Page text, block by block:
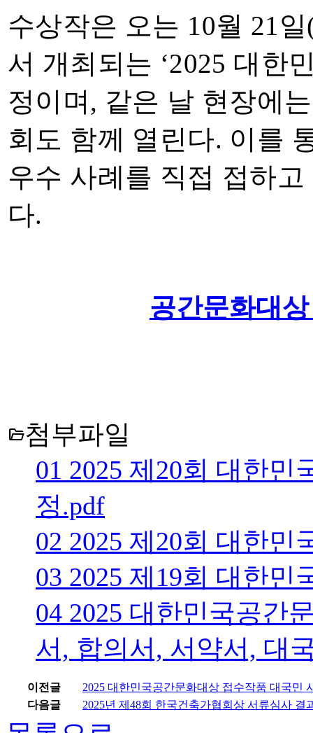
수상작은 오는 10월 21일
서 개최되는 ‘2025 대한
정이며, 같은 날 현장에
회도 함께 열린다. 이를
우수 사례를 직접 접하
다.
공간문화대
folder_open첨부파일
01 2025 제20회 대한
정.pdf
02 2025 제20회 대한
03 2025 제19회 대한
04 2025 대한민국공간
서, 합의서, 서약서, 대
이전글
2025 대한민국공간문화대상 접수작품 대국민
다음글
2025년 제48회 한국건축가협회상 서류심사 결